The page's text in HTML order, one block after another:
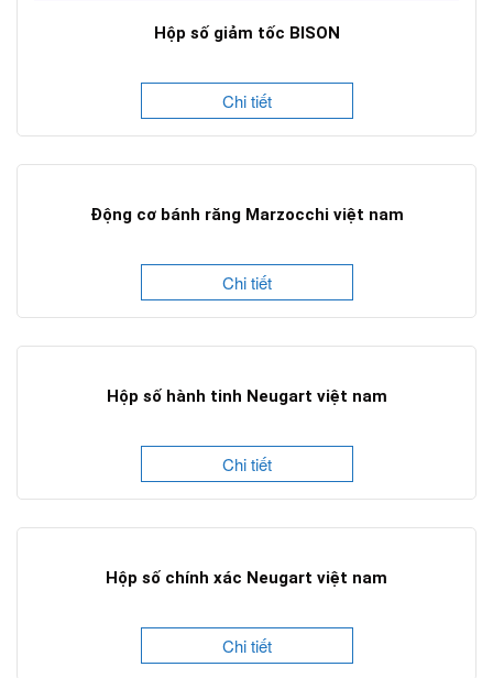
Hộp số giảm tốc BISON
Chi tiết
Động cơ bánh răng Marzocchi việt nam
Chi tiết
Hộp số hành tinh Neugart việt nam
Chi tiết
Hộp số chính xác Neugart việt nam
Chi tiết